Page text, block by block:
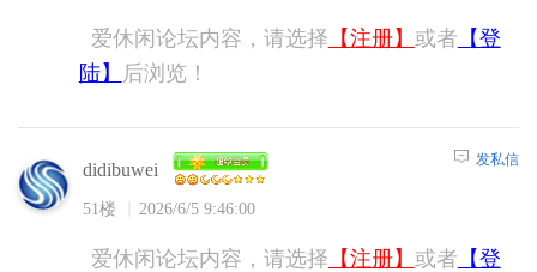
爱休闲论坛内容，请选择 【注册】 或者 【登
陆】
后浏览！
didibuwei
51楼 2026/6/5 9:46:00
发私信
爱休闲论坛内容，请选择 【注册】 或者 【登